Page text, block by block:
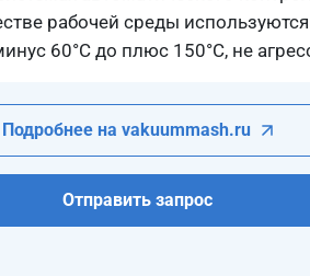
рабочей среды
60°С до плюс 150°С, не
Подробнее на vakuummash.ru
Отправить запрос